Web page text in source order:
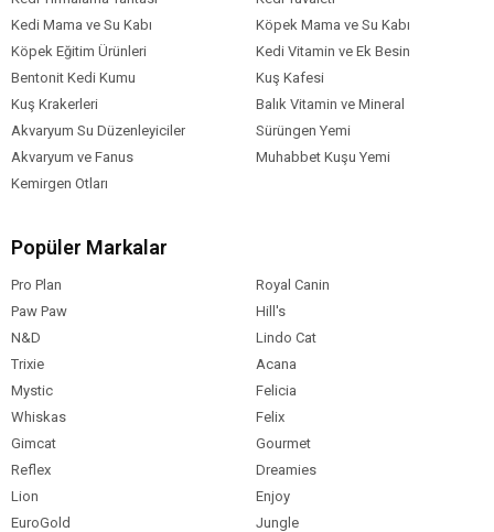
Kedi Mama ve Su Kabı
Köpek Mama ve Su Kabı
Köpek Eğitim Ürünleri
Kedi Vitamin ve Ek Besin
Bentonit Kedi Kumu
Kuş Kafesi
Kuş Krakerleri
Balık Vitamin ve Mineral
Akvaryum Su Düzenleyiciler
Sürüngen Yemi
Akvaryum ve Fanus
Muhabbet Kuşu Yemi
Kemirgen Otları
Popüler Markalar
Pro Plan
Royal Canin
Paw Paw
Hill's
N&D
Lindo Cat
Trixie
Acana
Mystic
Felicia
Whiskas
Felix
Gimcat
Gourmet
Reflex
Dreamies
Lion
Enjoy
EuroGold
Jungle